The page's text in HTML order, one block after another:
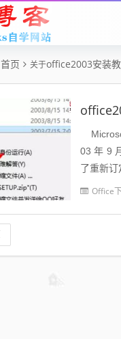
首页 关于office2003安装
03 年 9
了重新订
Office